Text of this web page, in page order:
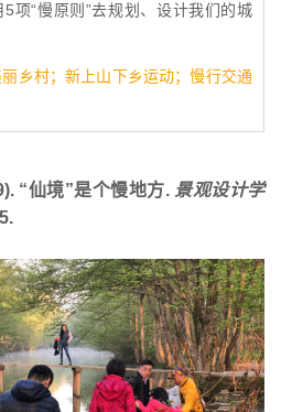
项“慢原则”去规划、设计我们的城
乡村；新上山下乡运动；慢行交通
“仙境”是个慢地方.景观设计学